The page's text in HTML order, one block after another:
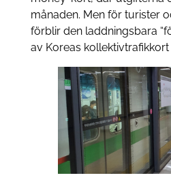
månaden. Men för turister
förblir den laddningsbara
av Koreas